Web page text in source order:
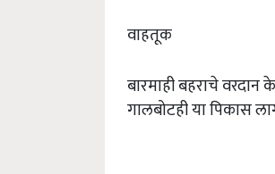
वाहतूक
बारमाही बहराचे
गालबोटही या पिकास